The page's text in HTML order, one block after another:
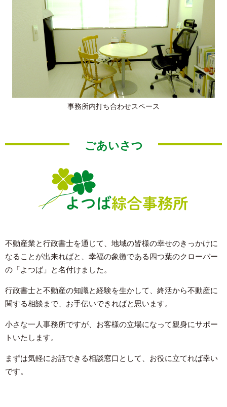
事務所内打ち合わせスペース
ごあいさつ
不動産業と行政書士を通じて、地域の皆様の幸せのきっかけに
なることが出来ればと、幸福の象徴である四つ葉のクローバー
の「よつば」と名付けました。
行政書士と不動産の知識と経験を生かして、終活から不動産に
関する相談まで、お手伝いできればと思います。
小さな一人事務所ですが、お客様の立場になって親身にサポー
トいたします。
まずは気軽にお話できる相談窓口として、お役に立てれば幸い
です。